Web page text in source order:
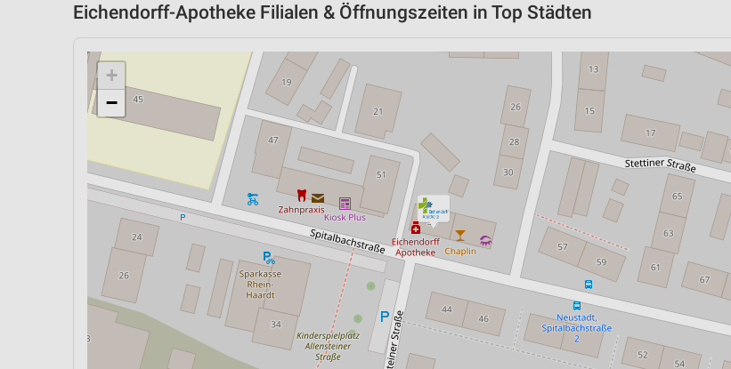
Eichendorff-Apotheke Filialen & Öffnungszeiten in Top Städten
+
−